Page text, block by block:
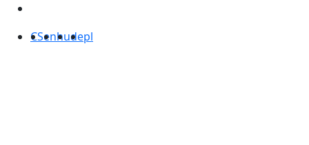
CSenhudepl